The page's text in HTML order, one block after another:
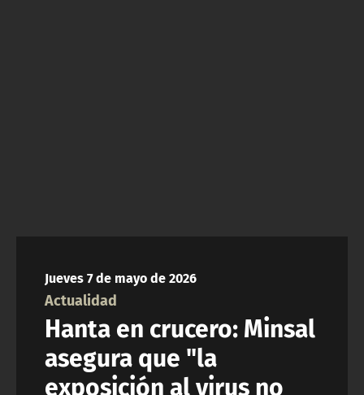
Jueves 7 de mayo de 2026
Actualidad
Hanta en crucero: Minsal
asegura que "la
exposición al virus no